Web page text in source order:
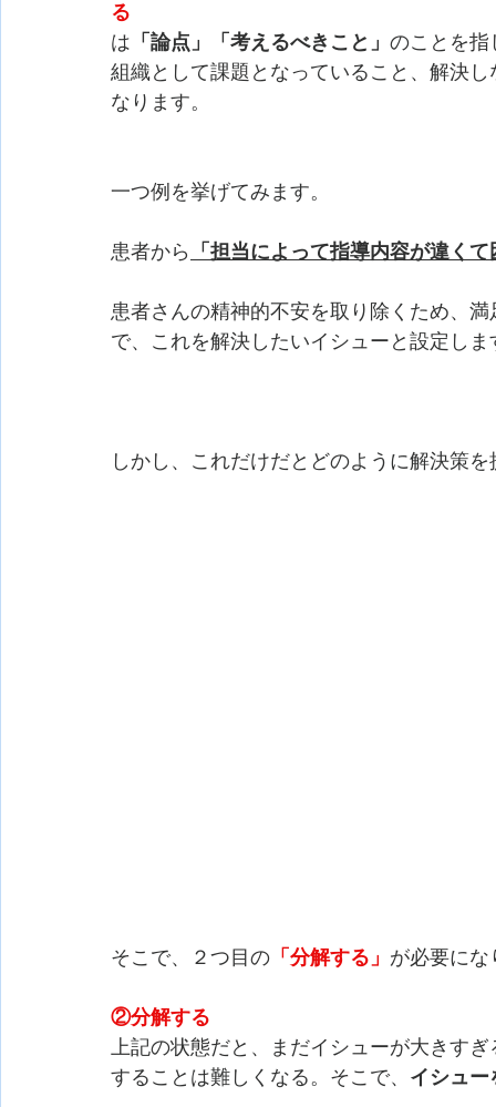
る
は 「論点」「考えるべきこと」 のことを指
組織として課題となっていること、解決
なります。
一つ例を挙げてみます。
患者から 「担当によって指導内容が違くて
患者さんの精神的不安を取り除くため、
で、これを解決したいイシューと設定しま
しかし、これだけだとどのように解決策
そこで、２つ目の 「分解する」 が必要にな
②分解する
上記の状態だと、まだイシューが大きす
することは難しくなる。そこで、 イシュー